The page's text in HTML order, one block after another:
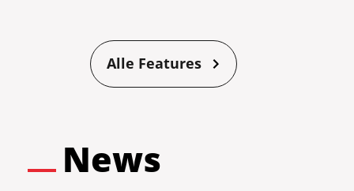
Alle Features
News